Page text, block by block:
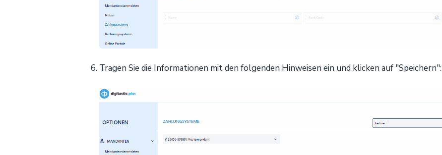
Tragen Sie die Informationen mit den folgenden Hinweisen ein und klicken auf "Speichern":